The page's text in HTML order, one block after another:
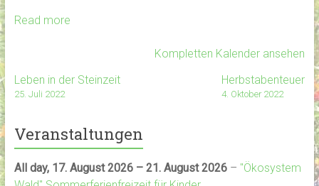
Read more
Kompletten Kalender ansehen
Leben in der Steinzeit
25. Juli 2022
Herbstabenteuer
4. Oktober 2022
Veranstaltungen
All day, 17. August 2026 – 21. August 2026– "Ökosystem